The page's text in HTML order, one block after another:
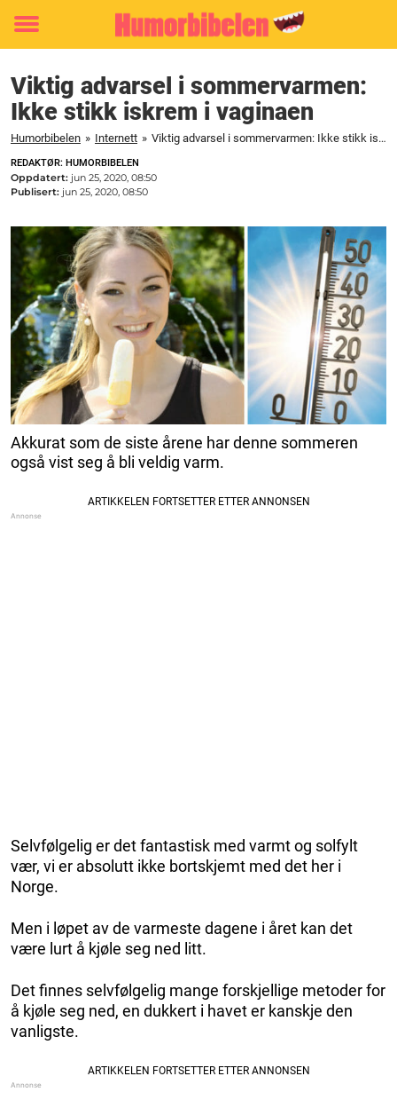
Toggle
Viktig advarsel i sommervarmen:
Ikke stikk iskrem i vaginaen
Humorbibelen » Internett » Viktig advarsel i sommervarmen: Ikke stikk iskrem i vaginaen
REDAKTØR: HUMORBIBELEN
Oppdatert: jun 25, 2020, 08:50
Publisert: jun 25, 2020, 08:50
Akkurat som de siste årene har denne sommeren
også vist seg å bli veldig varm.
Selvfølgelig er det fantastisk med varmt og solfylt
vær, vi er absolutt ikke bortskjemt med det her i
Norge.
Men i løpet av de varmeste dagene i året kan det
være lurt å kjøle seg ned litt.
Det finnes selvfølgelig mange forskjellige metoder for
å kjøle seg ned, en dukkert i havet er kanskje den
vanligste.